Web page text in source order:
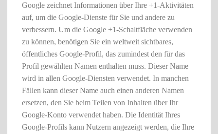
Google zeichnet Informationen über Ihre +1-Aktivitäten
auf, um die Google-Dienste für Sie und andere zu
verbessern. Um die Google +1-Schaltfläche verwenden
zu können, benötigen Sie ein weltweit sichtbares,
öffentliches Google-Profil, das zumindest den für das
Profil gewählten Namen enthalten muss. Dieser Name
wird in allen Google-Diensten verwendet. In manchen
Fällen kann dieser Name auch einen anderen Namen
ersetzen, den Sie beim Teilen von Inhalten über Ihr
Google-Konto verwendet haben. Die Identität Ihres
Google-Profils kann Nutzern angezeigt werden, die Ihre